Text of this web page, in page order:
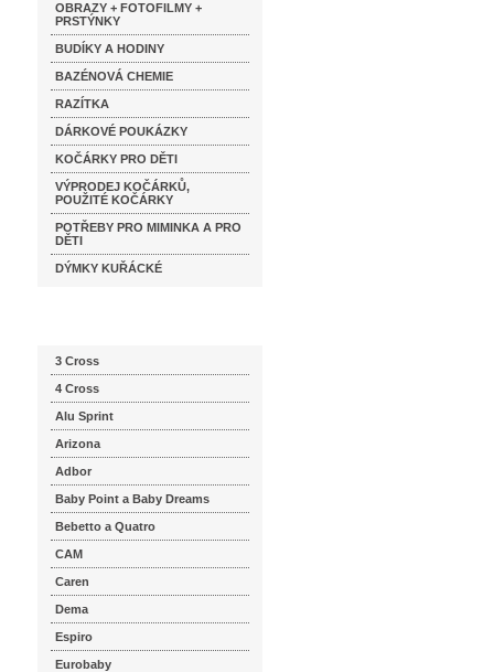
OBRAZY + FOTOFILMY +
PRSTÝNKY
BUDÍKY A HODINY
BAZÉNOVÁ CHEMIE
RAZÍTKA
DÁRKOVÉ POUKÁZKY
KOČÁRKY PRO DĚTI
VÝPRODEJ KOČÁRKŮ,
POUŽITÉ KOČÁRKY
POTŘEBY PRO MIMINKA A PRO
DĚTI
DÝMKY KUŘÁCKÉ
3 Cross
4 Cross
Alu Sprint
Arizona
Adbor
Baby Point a Baby Dreams
Bebetto a Quatro
CAM
Caren
Dema
Espiro
Eurobaby